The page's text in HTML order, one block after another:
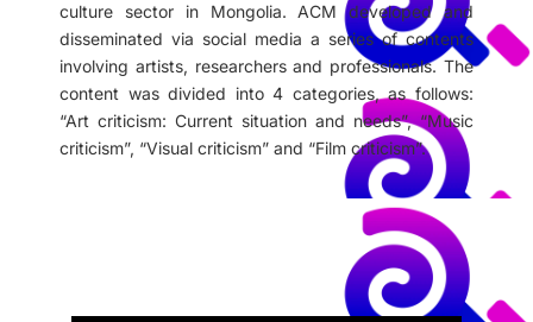
culture sector in Mongolia. ACM developed and
disseminated via social media a series of contents
involving artists, researchers and professionals. The
content was divided into 4 categories, as follows:
“Art criticism: Current situation and needs”, “Music
criticism”, “Visual criticism” and “Film criticism”.